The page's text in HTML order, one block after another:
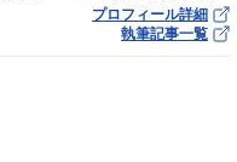
プロフィール詳細
執筆記事一覧